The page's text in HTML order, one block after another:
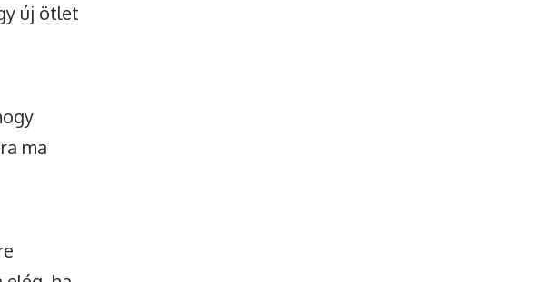
új ötlet
ma